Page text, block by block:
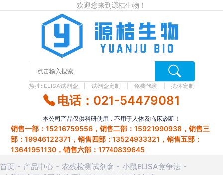
欢迎您来到源桔生物！
热搜: ELISA试剂盒 试剂盒定制 免费代测 抗体定制
电话：021-54479081
本公司产品仅供科研使用，不用于人体及临床诊断！
销售一部：15216759556，销售二部：15921990938，销售三
部：19946122371，销售四部：13524933321，销售五部：
13641951130，销售六部：17740839645
首页 产品中心 农残检测试剂盒
小鼠ELISA竞争法